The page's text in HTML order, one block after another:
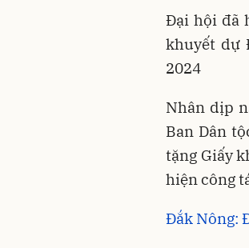
Đại hội đã
khuyết dự
2024
Nhân dịp
Ban Dân
tặng Giấy
hiện công
Đắk Nông: